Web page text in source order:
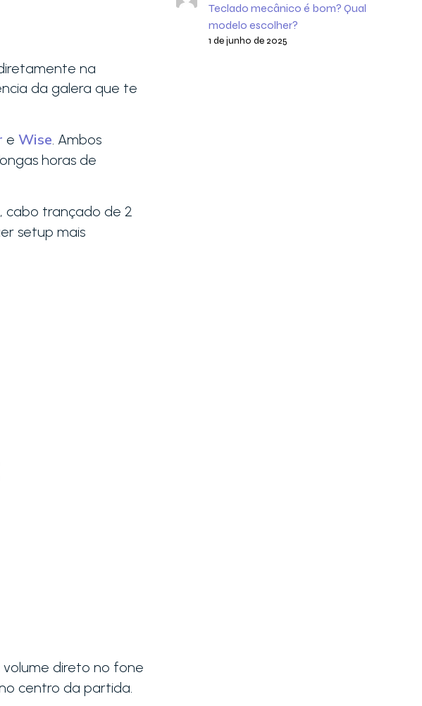
na
da galera que te
e Wise. Ambos
horas de
cabo trançado de 2
setup mais
direto no fone
centro da partida.
Teclado mecânico é bom? Qual
modelo escolher?
1 de junho de 2025